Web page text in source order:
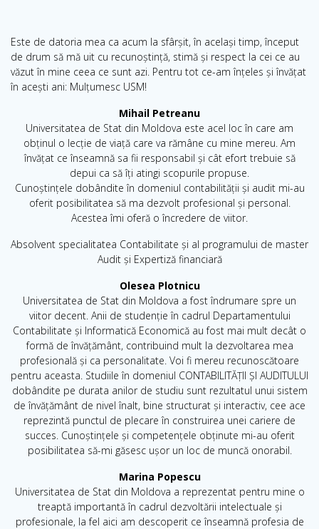
Este de datoria mea ca acum la sfârșit, în același timp, început
de drum să mă uit cu recunoștință, stimă și respect la cei ce au
văzut în mine ceea ce sunt azi. Pentru tot ce-am înțeles și învățat
în acești ani: Mulțumesc USM!
Mihail Petreanu
Universitatea de Stat din Moldova este acel loc în care am
obținul o lecție de viață care va rămâne cu mine mereu. Am
învățat ce înseamnă sa fii responsabil și cât efort trebuie să
depui ca să îți atingi scopurile propuse.
Cunoștințele dobândite în domeniul contabilității și audit mi-au
oferit posibilitatea să ma dezvolt profesional și personal.
Acestea îmi oferă o încredere de viitor.
Absolvent specialitatea Contabilitate și al programului de master
Audit și Expertiză financiară
Olesea Plotnicu
Universitatea de Stat din Moldova a fost îndrumare spre un
viitor decent. Anii de studenție în cadrul Departamentului
Contabilitate și Informatică Economică au fost mai mult decât o
formă de învățământ, contribuind mult la dezvoltarea mea
profesională și ca personalitate. Voi fi mereu recunoscătoare
pentru aceasta. Studiile în domeniul CONTABILITĂȚII ȘI AUDITULUI
dobândite pe durata anilor de studiu sunt rezultatul unui sistem
de învățământ de nivel înalt, bine structurat și interactiv, cee ace
reprezintă punctul de plecare în construirea unei cariere de
succes. Cunoștințele și competențele obținute mi-au oferit
posibilitatea să-mi găsesc ușor un loc de muncă onorabil.
Marina Popescu
Universitatea de Stat din Moldova a reprezentat pentru mine o
treaptă importantă în cadrul dezvoltării intelectuale și
profesionale, la fel aici am descoperit ce înseamnă profesia de